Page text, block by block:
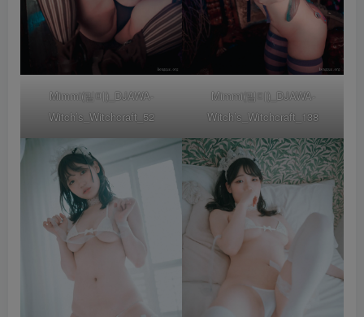
Mimmi(밈미)_DJAWA-
Witch’s_Witchcraft_52
Mimmi(밈미)_DJAWA-
Witch’s_Witchcraft_138